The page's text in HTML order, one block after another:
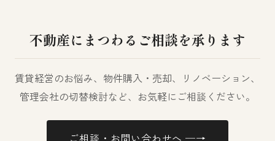
不動産にまつわるご相談を承ります
賃貸経営のお悩み、物件購入・売却、リノベーション、
管理会社の切替検討など、お気軽にご相談ください。
ご相談・お問い合わせへ ─→